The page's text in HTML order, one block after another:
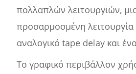
πολλαπλών λειτουργιών,
προσαρμοσμένη
αναλογικό tape delay και
Το γραφικό περιβάλλον